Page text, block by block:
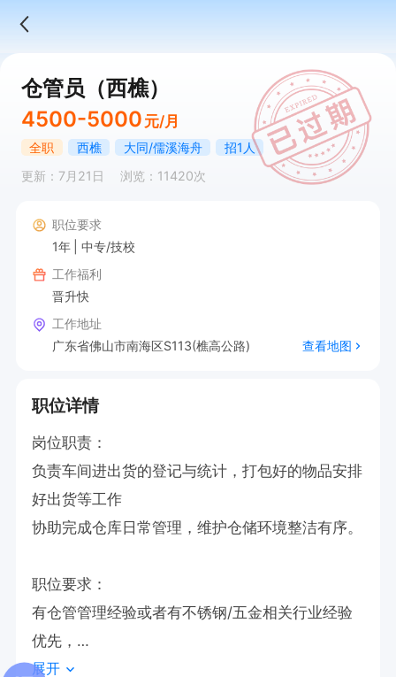
仓管员（西樵）
4500-5000 元/月
全职 西樵 大同/儒溪海舟
招1人
更新：7月21日
浏览：11420次
职位要求
1年
中专/技校
工作福利
晋升快
工作地址
广东省佛山市南海区S113(樵高公路)
查看地图
职位详情
岗位职责：
负责车间进出货的登记与统计，打包好的物品安排
好出货等工作
协助完成仓库日常管理，维护仓储环境整洁有序。
职位要求：
有仓管管理经验或者有不锈钢/五金相关行业经验
优先，
会使用办公基本软件操作，责任心强，做事认真，
展开